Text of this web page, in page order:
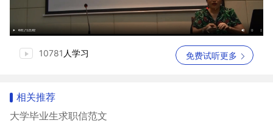
10781 人学习 免费试听更多
相关推荐
大学毕业生求职信范文